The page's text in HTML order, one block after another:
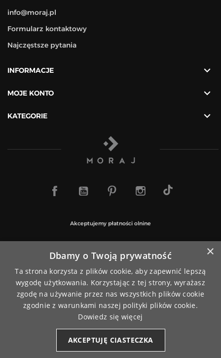
info@moraj.pl
Formularz kontaktowy
Najczęstsze pytania
INFORMACJE 
MOJE KONTO 
KATEGORIE 
Akceptujemy płatności olnine
Paczki wysyłamy za pośrednictwem
×
Dbamy o Twoją prywatność
Ta strona korzysta z plików cookie, aby zapewnić lepszą
wygodę użytkowania. Korzystając z tej strony, wyrażasz
zgodę na używanie przez nas wszystkich plików cookie
zgodnie z warunkami naszej polityki plików cookie.
Dowiedz się więcej
AKCEPTUJĘ CIASTECZKA